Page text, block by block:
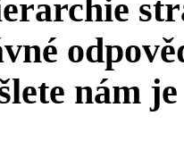
nám